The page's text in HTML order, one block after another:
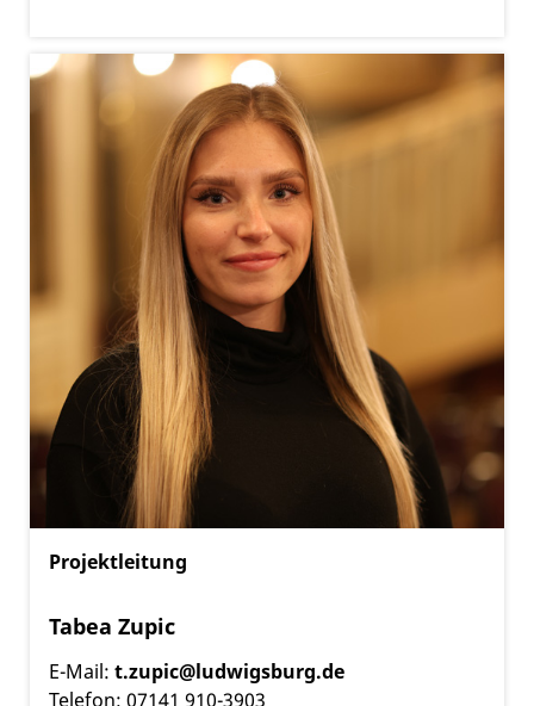
Projektleitung
Tabea Zupic
E-Mail: t.zupic@ludwigsburg.de
Telefon: 07141 910-3903